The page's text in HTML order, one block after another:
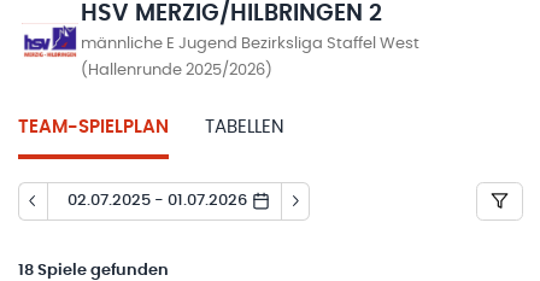
HSV MERZIG/HILBRINGEN 2
männliche E Jugend Bezirksliga Staffel West
(Hallenrunde 2025/2026)
TEAM-SPIELPLAN TABELLEN
02.07.2025 - 01.07.2026
18 Spiele gefunden